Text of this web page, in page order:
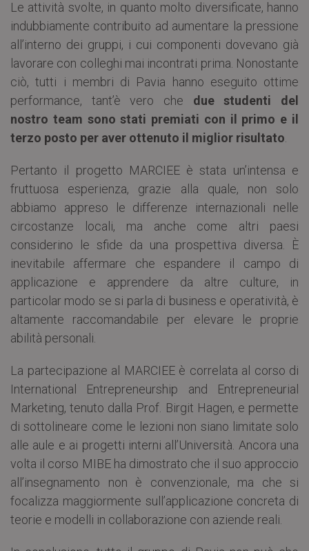
Le attività svolte, in quanto molto diversificate, hanno
indubbiamente contribuito ad aumentare la pressione
all’interno dei gruppi, i cui componenti dovevano già
lavorare con colleghi mai incontrati prima. Nonostante
ciò, tutti i membri di Pavia hanno eseguito ottime
performance, tant’è vero che due studenti del
nostro team sono stati premiati con il primo e il
terzo posto per aver ottenuto il miglior risultato
Pertanto il progetto MARCIEE è stata un’intensa e
fruttuosa esperienza, grazie alla quale, non solo
abbiamo appreso le differenze internazionali nelle
circostanze locali, ma anche come altri paesi
considerino le sfide da una prospettiva diversa. È
inevitabile affermare che espandere il campo di
applicazione e apprendere da altre culture, in
particolar modo se si parla di business e operatività, è
altamente raccomandabile per elevare le proprie
abilità personali.
La partecipazione al MARCIEE è correlata al corso di
International Entrepreneurship and Entrepreneurial
Marketing, tenuto dalla Prof. Birgit Hagen, e permette
di sottolineare come le lezioni non siano limitate solo
alle aule e ai progetti interni all’Università. Ancora una
volta il corso MIBE ha dimostrato che il suo approccio
all’insegnamento non è convenzionale, ma che si
focalizza maggiormente sull’applicazione concreta di
teorie e modelli in collaborazione con aziende reali.